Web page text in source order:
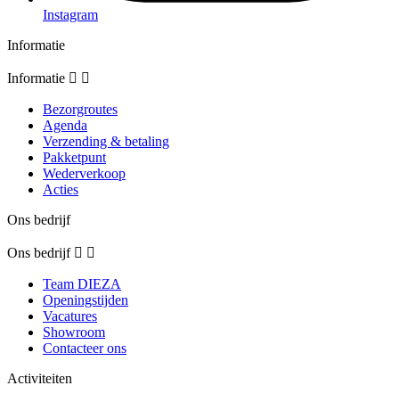
Instagram
Informatie
Informatie  
Bezorgroutes
Agenda
Verzending & betaling
Pakketpunt
Wederverkoop
Acties
Ons bedrijf
Ons bedrijf  
Team DIEZA
Openingstijden
Vacatures
Showroom
Contacteer ons
Activiteiten